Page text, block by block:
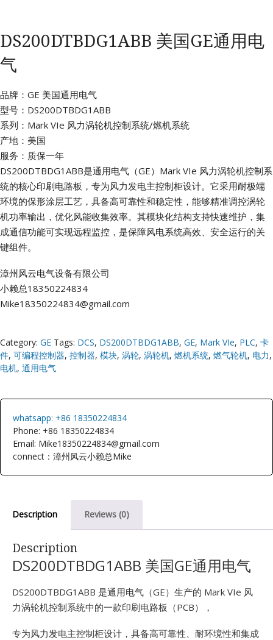
DS200DTBDG1ABB 美国GE通用电
气
品牌：GE 美国通用电气
型号：DS200DTBDG1ABB
系列：Mark VIe 风力涡轮机控制系统/燃机系统
产地：美国
服务：质保一年
DS200DTBDG1ABB是通用电气（GE）Mark VIe 风力涡轮机控制系
统的核心印刷电路板，专为风力发电主控制柜设计。它采用耐极端
环境的保形涂层工艺，具备高可靠性和稳定性，能够精准调控涡轮
机功率输出，优化风能收集效率。其模块化结构支持快速维护，集
成通信功能可实现远程监控，是保障风电系统高效、安全运行的关
键组件。
漳州风云电气设备有限公司
小赖总18350224834
Mike18350224834@gmail.com
Category: GE Tags: DCS, DS200DTBDG1ABB, GE, Mark VIe, PLC, 卡
件, 可编程控制器, 控制器, 模块, 涡轮, 涡轮机, 燃机系统, 燃气轮机, 电力,
电机, 通用电气
whatsapp: +86 18350224834
Phone: +86 18350224834
Email: Mike18350224834@gmail.com
connect：漳州风云小赖总Mike
Description Reviews (0)
Description
DS200DTBDG1ABB 美国GE通用电气
DS200DTBDG1ABB 是通用电气（GE）生产的 Mark VIe 风
力涡轮机控制系统中的一款印刷电路板（PCB），
专为风力发电主控制柜设计，具备高可靠性、耐环境性和集成